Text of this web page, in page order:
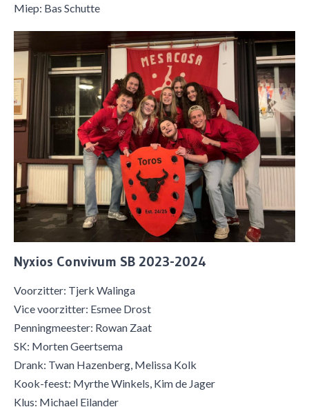
​Miep: Bas Schutte
Nyxios Convivum SB 2023-2024
Voorzitter: Tjerk Walinga
Vice voorzitter: Esmee Drost
Penningmeester: Rowan Zaat
SK: Morten Geertsema
Drank: Twan Hazenberg, Melissa Kolk
Kook-feest: Myrthe Winkels, Kim de Jager
Klus: Michael Eilander